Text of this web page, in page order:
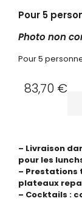
Pour 5
Photo non
Pour 5
83,70 €
– Livraison
pour les
– Prestations
plateaux
– Cocktails :